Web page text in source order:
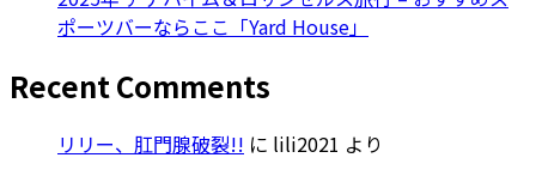
ポーツバーならここ「Yard House」
Recent Comments
リリー、肛門腺破裂!! に lili2021 より